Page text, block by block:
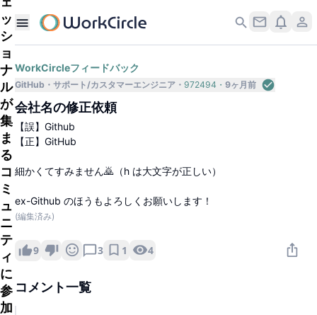
ッ
シ
ョ
ナ
ル
が
集
ま
る
コ
ミ
ュ
ニ
テ
ィ
に
参
加
WorkCircleフィードバック
GitHub サポート/カスタマーエンジニア 972494 9ヶ月前
会社名の修正依頼
【誤】Github
【正】GitHub
細かくてすみません🙇（h は大文字が正しい）
ex-Github のほうもよろしくお願いします！
(編集済み)
9 3 1 4
コメント一覧